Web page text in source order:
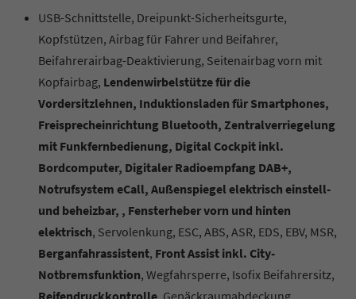
USB-Schnittstelle, Dreipunkt-Sicherheitsgurte,
Kopfstützen, Airbag für Fahrer und Beifahrer,
Beifahrerairbag-Deaktivierung, Seitenairbag vorn mit
Kopfairbag, Lendenwirbelstütze für die
Vordersitzlehnen, Induktionsladen für Smartphones,
Freisprecheinrichtung Bluetooth, Zentralverriegelung
mit Funkfernbedienung, Digital Cockpit inkl.
Bordcomputer, Digitaler Radioempfang DAB+,
Notrufsystem eCall, Außenspiegel elektrisch einstell-
und beheizbar, , Fensterheber vorn und hinten
elektrisch, Servolenkung, ESC, ABS, ASR, EDS, EBV, MSR,
Berganfahrassistent, Front Assist inkl. City-
Notbremsfunktion, Wegfahrsperre, Isofix Beifahrersitz,
Reifendruckkontrolle , Gepäckraumabdeckung,